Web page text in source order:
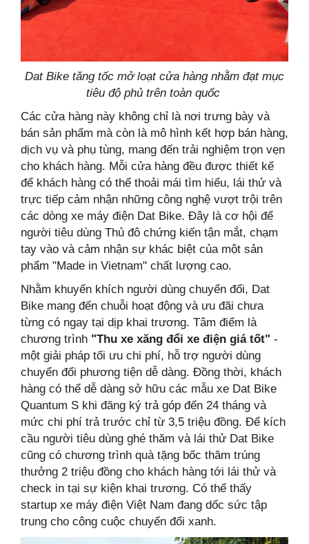
Dat Bike tăng tốc mở loạt cửa hàng nhằm đạt mục
tiêu độ phủ trên toàn quốc
Các cửa hàng này không chỉ là nơi trưng bày và
bán sản phẩm mà còn là mô hình kết hợp bán hàng,
dịch vụ và phụ tùng, mang đến trải nghiệm trọn vẹn
cho khách hàng. Mỗi cửa hàng đều được thiết kế
để khách hàng có thể thoải mái tìm hiểu, lái thử và
trực tiếp cảm nhận những công nghệ vượt trội trên
các dòng xe máy điện Dat Bike. Đây là cơ hội để
người tiêu dùng Thủ đô chứng kiến tận mắt, chạm
tay vào và cảm nhận sự khác biệt của một sản
phẩm "Made in Vietnam" chất lượng cao.
Nhằm khuyến khích người dùng chuyển đổi, Dat
Bike mang đến chuỗi hoạt động và ưu đãi chưa
từng có ngay tại dịp khai trương. Tâm điểm là
chương trình "Thu xe xăng đổi xe điện giá tốt" -
một giải pháp tối ưu chi phí, hỗ trợ người dùng
chuyển đổi phương tiện dễ dàng. Đồng thời, khách
hàng có thể dễ dàng sở hữu các mẫu xe Dat Bike
Quantum S khi đăng ký trả góp đến 24 tháng và
mức chi phí trả trước chỉ từ 3,5 triệu đồng. Để kích
cầu người tiêu dùng ghé thăm và lái thử Dat Bike
cũng có chương trình quà tặng bốc thăm trúng
thưởng 2 triệu đồng cho khách hàng tới lái thử và
check in tại sự kiện khai trương. Có thể thấy
startup xe máy điện Việt Nam đang dốc sức tập
trung cho công cuộc chuyển đổi xanh.